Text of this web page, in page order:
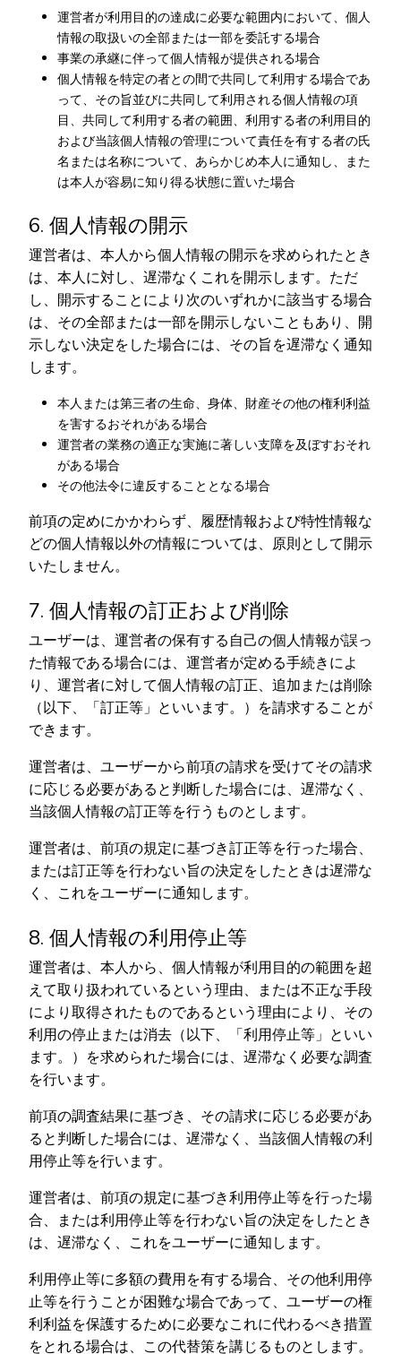
運営者が利用目的の達成に必要な範囲内において、個人
情報の取扱いの全部または一部を委託する場合
事業の承継に伴って個人情報が提供される場合
個人情報を特定の者との間で共同して利用する場合であ
って、その旨並びに共同して利用される個人情報の項
目、共同して利用する者の範囲、利用する者の利用目的
および当該個人情報の管理について責任を有する者の氏
名または名称について、あらかじめ本人に通知し、また
は本人が容易に知り得る状態に置いた場合
6. 個人情報の開示
運営者は、本人から個人情報の開示を求められたとき
は、本人に対し、遅滞なくこれを開示します。ただ
し、開示することにより次のいずれかに該当する場合
は、その全部または一部を開示しないこともあり、開
示しない決定をした場合には、その旨を遅滞なく通知
します。
本人または第三者の生命、身体、財産その他の権利利益
を害するおそれがある場合
運営者の業務の適正な実施に著しい支障を及ぼすおそれ
がある場合
その他法令に違反することとなる場合
前項の定めにかかわらず、履歴情報および特性情報な
どの個人情報以外の情報については、原則として開示
いたしません。
7. 個人情報の訂正および削除
ユーザーは、運営者の保有する自己の個人情報が誤っ
た情報である場合には、運営者が定める手続きによ
り、運営者に対して個人情報の訂正、追加または削除
（以下、「訂正等」といいます。）を請求することが
できます。
運営者は、ユーザーから前項の請求を受けてその請求
に応じる必要があると判断した場合には、遅滞なく、
当該個人情報の訂正等を行うものとします。
運営者は、前項の規定に基づき訂正等を行った場合、
または訂正等を行わない旨の決定をしたときは遅滞な
く、これをユーザーに通知します。
8. 個人情報の利用停止等
運営者は、本人から、個人情報が利用目的の範囲を超
えて取り扱われているという理由、または不正な手段
により取得されたものであるという理由により、その
利用の停止または消去（以下、「利用停止等」といい
ます。）を求められた場合には、遅滞なく必要な調査
を行います。
前項の調査結果に基づき、その請求に応じる必要があ
ると判断した場合には、遅滞なく、当該個人情報の利
用停止等を行います。
運営者は、前項の規定に基づき利用停止等を行った場
合、または利用停止等を行わない旨の決定をしたとき
は、遅滞なく、これをユーザーに通知します。
利用停止等に多額の費用を有する場合、その他利用停
止等を行うことが困難な場合であって、ユーザーの権
利利益を保護するために必要なこれに代わるべき措置
をとれる場合は、この代替策を講じるものとします。